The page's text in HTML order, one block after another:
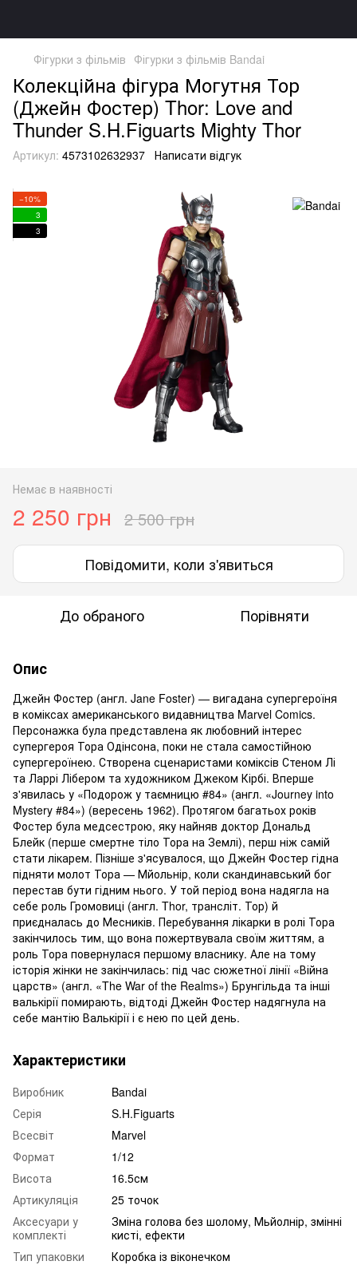
Фігурки з фільмів Фігурки з фільмів Bandai
Колекційна фігура Могутня Тор
(Джейн Фостер) Thor: Love and
Thunder S.H.Figuarts Mighty Thor
Артикул: 4573102632937 Написати відгук
−10%
3
3
Немає в наявності
2 250 грн 2 500 грн
Повідомити, коли з'явиться
До обраного Порівняти
Опис
Джейн Фостер (англ. Jane Foster) — вигадана супергероїня
в коміксах американського видавництва Marvel Comics.
Персонажка була представлена як любовний інтерес
супергероя Тора Одінсона, поки не стала самостійною
супергероїнею. Створена сценаристами коміксів Стеном Лі
та Ларрі Лібером та художником Джеком Кірбі. Вперше
з'явилась у «Подорож у таємницю #84» (англ. «Journey into
Mystery #84») (вересень 1962). Протягом багатьох років
Фостер була медсестрою, яку найняв доктор Дональд
Блейк (перше смертне тіло Тора на Землі), перш ніж самій
стати лікарем. Пізніше з'ясувалося, що Джейн Фостер гідна
підняти молот Тора — Мйольнір, коли скандинавський бог
перестав бути гідним нього. У той період вона надягла на
себе роль Громовиці (англ. Thor, трансліт. Тор) й
приєдналась до Месників. Перебування лікарки в ролі Тора
закінчилось тим, що вона пожертвувала своїм життям, а
роль Тора повернулася першому власнику. Але на тому
історія жінки не закінчилась: під час сюжетної лінії «Війна
царств» (англ. «The War of the Realms») Брунгільда та інші
валькірії помирають, відтоді Джейн Фостер надягнула на
себе мантію Валькірії і є нею по цей день.
Характеристики
Виробник
Bandai
Серія
S.H.Figuarts
Всесвіт
Marvel
Формат
1/12
Висота
16.5см
Артикуляція
25 точок
Аксесуари у
комплекті
Зміна голова без шолому, Мьйолнір, змінні
кисті, ефекти
Тип упаковки
Коробка із віконечком